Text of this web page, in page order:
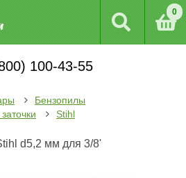
0
100-43-55
Бензопилы
Stihl
d5,2 мм для 3/8'